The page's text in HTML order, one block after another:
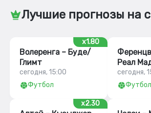
Лучшие прогнозы на
x1.80
Волеренга – Буде/
Глимт
сегодня, 15:00
Футбол
Реал
сегодня,
Футбол
x2.30